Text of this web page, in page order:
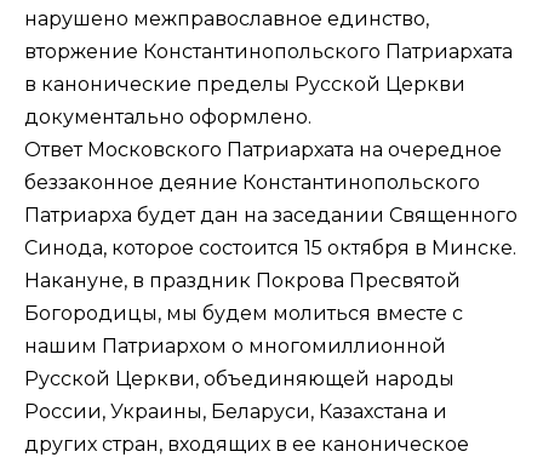
нарушено межправославное единство,
вторжение Константинопольского Патриархата
в канонические пределы Русской Церкви
документально оформлено.
Ответ Московского Патриархата на очередное
беззаконное деяние Константинопольского
Патриарха будет дан на заседании Священного
Синода, которое состоится 15 октября в Минске.
Накануне, в праздник Покрова Пресвятой
Богородицы, мы будем молиться вместе с
нашим Патриархом о многомиллионной
Русской Церкви, объединяющей народы
России, Украины, Беларуси, Казахстана и
других стран, входящих в ее каноническое